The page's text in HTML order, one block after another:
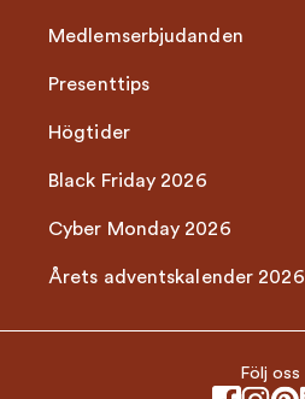
Medlemserbjudanden
Presenttips
Högtider
Black Friday 2026
Cyber Monday 2026
Årets adventskalender 2026
Följ oss